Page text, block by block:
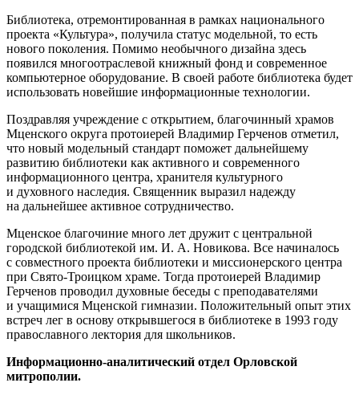
Библиотека, отремонтированная в рамках национального
проекта «Культура», получила статус модельной, то есть
нового поколения. Помимо необычного дизайна здесь
появился многоотраслевой книжный фонд и современное
компьютерное оборудование. В своей работе библиотека будет
использовать новейшие информационные технологии.
Поздравляя учреждение с открытием, благочинный храмов
Мценского округа протоиерей Владимир Герченов отметил,
что новый модельный стандарт поможет дальнейшему
развитию библиотеки как активного и современного
информационного центра, хранителя культурного
и духовного наследия. Священник выразил надежду
на дальнейшее активное сотрудничество.
Мценское благочиние много лет дружит с центральной
городской библиотекой им. И. А. Новикова. Все начиналось
с совместного проекта библиотеки и миссионерского центра
при Свято-Троицком храме. Тогда протоиерей Владимир
Герченов проводил духовные беседы с преподавателями
и учащимися Мценской гимназии. Положительный опыт этих
встреч лег в основу открывшегося в библиотеке в 1993 году
православного лектория для школьников.
Информационно-аналитический отдел Орловской
митрополии.